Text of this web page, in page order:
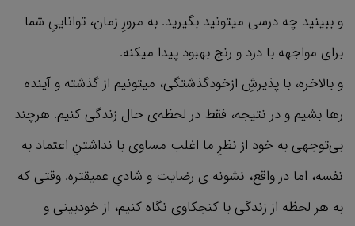
و ببینید چه درسی میتونید بگیرید. به مرورِ زمان، تواناییِ شما
برای مواجهه با درد و رنج بهبود پیدا میکنه.
و بالاخره، با پذیرشِ ازخودگذشتگی، میتونیم از گذشته و آینده
رها بشیم و در نتیجه، فقط در لحظه‌ی حال زندگی کنیم. هرچند
بی‌توجهی به خود از نظرِ ما اغلب مساوی با نداشتنِ اعتماد به
نفسه، اما در واقع، نشونه ی رضایت و شادیِ عمیقتره. وقتی که
به هر لحظه از زندگی با کنجکاوی نگاه کنیم، از خودبینی و